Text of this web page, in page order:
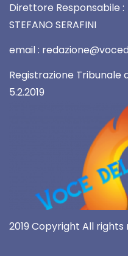
Direttore Responsabile :
STEFANO SERAFINI
email :
Registrazione Tribunale
5.2.2019
2019 Copyright All